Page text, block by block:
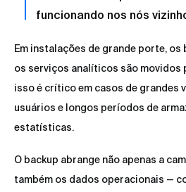
funcionando nos nós
Em instalações de grande porte, os
os serviços analíticos são movidos
isso é crítico em casos de grandes
usuários e longos períodos de
estatísticas.
O backup abrange não apenas a
também os dados operacionais —